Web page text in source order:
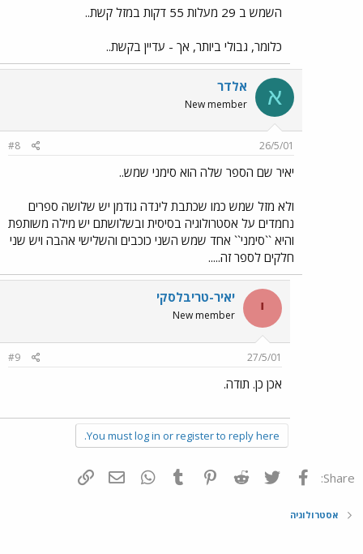
השמש ב 29 מעלות 55 דקות במזל קשת..
כלומר, גבולי ביותר, אך - עדיין בקשת..
א אלדר
New member
26/5/01
#8
יאיר שם הספר שלה הוא סימני שמש..
ולא מזל שמש כמו שכתבת לינדה גודמן יש שלושה ספרים
נחמדים על אסטרולוגיה בסיסית ובשלושתם יש מילה משותפת
והיא ``סימני`` אחד שמש השני כוכבים והשלישי אהבה ויש שני
חלקים לספר זה.....
י יאיר-טריבלסקי
New member
27/5/01
#9
אכן כן. תודה.
You must log in or register to reply here.
Share: פייסבוק Twitter
Reddit
Pinterest
Tumblr
WhatsAppדואר אלקטרוני
אסטרולוגיה